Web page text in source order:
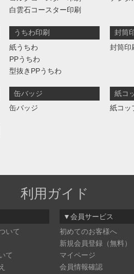
白雲石コースター印刷
うちわ印刷
紙うちわ
PPうちわ
型抜きPPうちわ
封筒
封筒印
缶バッジ
缶バッジ
紙コ
紙コッ
利用ガイド
いて
て
▼会員サービス
初めてのお客様へ
新規会員登録（無料）
マイページ
会員情報確認